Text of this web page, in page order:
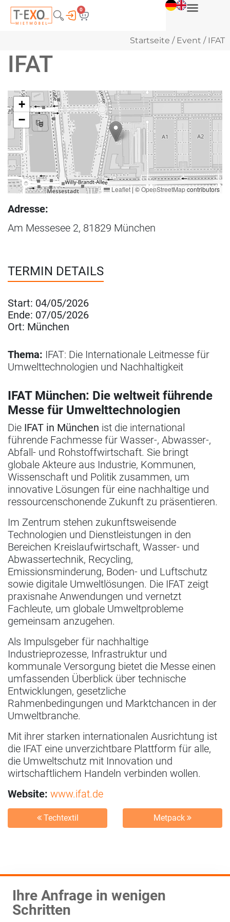
0
Startseite / Event / IFAT
IFAT
+
−
Leaflet |©OpenStreetMapcontributors
Adresse:
Am Messesee 2, 81829 München
TERMIN DETAILS
Start: 04/05/2026
Ende: 07/05/2026
Ort: München
Thema: IFAT: Die Internationale Leitmesse für
Umwelttechnologien und Nachhaltigkeit
IFAT München: Die weltweit führende
Messe für Umwelttechnologien
Die IFAT in München ist die international
führende Fachmesse für Wasser-, Abwasser-,
Abfall- und Rohstoffwirtschaft. Sie bringt
globale Akteure aus Industrie, Kommunen,
Wissenschaft und Politik zusammen, um
innovative Lösungen für eine nachhaltige und
ressourcenschonende Zukunft zu präsentieren.
Im Zentrum stehen zukunftsweisende
Technologien und Dienstleistungen in den
Bereichen Kreislaufwirtschaft, Wasser- und
Abwassertechnik, Recycling,
Emissionsminderung, Boden- und Luftschutz
sowie digitale Umweltlösungen. Die IFAT zeigt
praxisnahe Anwendungen und vernetzt
Fachleute, um globale Umweltprobleme
gemeinsam anzugehen.
Als Impulsgeber für nachhaltige
Industrieprozesse, Infrastruktur und
kommunale Versorgung bietet die Messe einen
umfassenden Überblick über technische
Entwicklungen, gesetzliche
Rahmenbedingungen und Marktchancen in der
Umweltbranche.
Mit ihrer starken internationalen Ausrichtung ist
die IFAT eine unverzichtbare Plattform für alle,
die Umweltschutz mit Innovation und
wirtschaftlichem Handeln verbinden wollen.
Website: www.ifat.de
Techtextil Metpack
Ihre Anfrage in wenigen
Schritten